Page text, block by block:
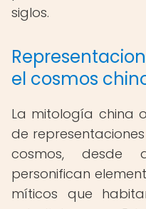
siglos.
el cosmos
La mitología china
de
cosmos, desde
personifican
míticos que